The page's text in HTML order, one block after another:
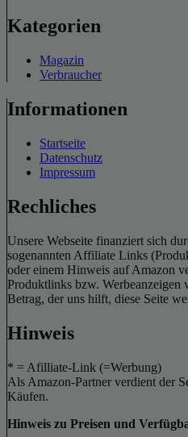
Kategorien
Magazin
Verbraucher
Informationen
Startseite
Datenschutz
Impressum
Rechliches
Unsere Webseite finanziert sich
sogenannten Affiliate Links
oder einem Hinweis auf Amazon
Produktlinks bzw. Werbeanzeigen
Betrag, der uns hilft, diese Seite
Hinweis
* = Afilliate-Link (=Werbung)
Als Amazon-Partner verdient der
Käufen.
Hinweis zu Preisen und